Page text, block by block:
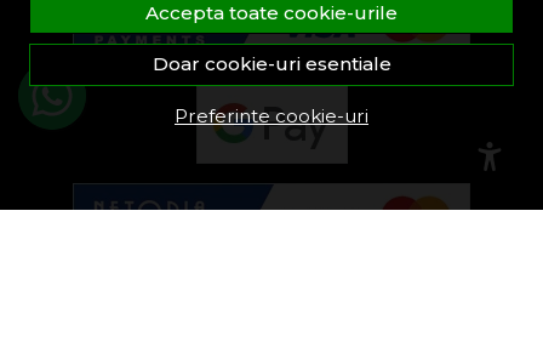
Accepta toate cookie-urile
Doar cookie-uri esentiale
Preferinte cookie-uri